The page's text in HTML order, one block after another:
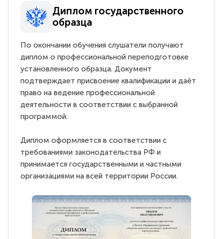
Диплом государственного
образца
По окончании обучения слушатели получают
диплом о профессиональной переподготовке
установленного образца. Документ
подтверждает присвоение квалификации и даёт
право на ведение профессиональной
деятельности в соответствии с выбранной
программой.
Диплом оформляется в соответствии с
требованиями законодательства РФ и
принимается государственными и частными
организациями на всей территории России.